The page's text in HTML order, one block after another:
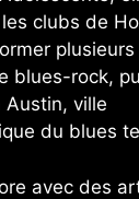
clubs de
plusieurs
blues-rock,
Austin, ville
du blues
avec des